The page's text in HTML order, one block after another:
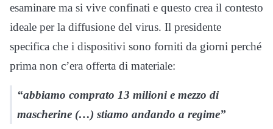
esaminare ma si vive confinati e questo crea il contesto
ideale per la diffusione del virus. Il presidente
specifica che i dispositivi sono forniti da giorni perché
prima non c’era offerta di materiale:
“abbiamo comprato 13 milioni e mezzo di
mascherine (…) stiamo andando a regime”